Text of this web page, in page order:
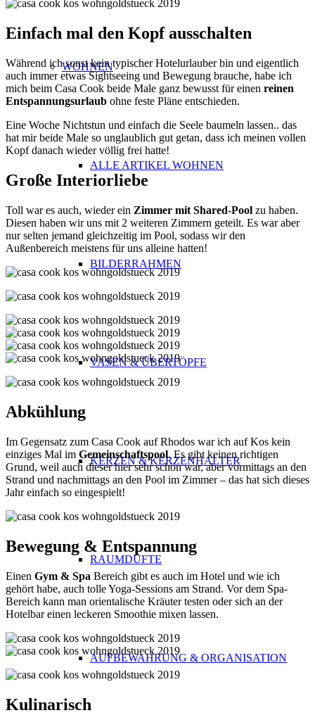
WOHNEN
ALLE ARTIKEL WOHNEN
BILDERRAHMEN
VASEN & ÜBERTÖPFE
KERZEN & KERZENHALTER
RAUMDÜFTE
AUFBEWAHRUNG & ORGANISATION
Einfach mal den Kopf ausschalten
Während ich sonst kein typischer Hotelurlauber bin und eigentlich
auch immer etwas Sightseeing und Bewegung brauche, habe ich
mich beim Casa Cook beide Male ganz bewusst für einen reinen
Entspannungsurlaub ohne feste Pläne entschieden.
Eine Woche Nichtstun und einfach die Seele baumeln lassen.. das
hat mir beide Male so unglaublich gut getan, dass ich meinen vollen
Kopf danach wieder völlig frei hatte!
Große Interiorliebe
Toll war es auch, wieder ein Zimmer mit Shared-Pool zu haben.
Diesen haben wir uns mit 2 weiteren Zimmern geteilt. Es war aber
nur selten jemand gleichzeitig im Pool, sodass wir den
Außenbereich meistens für uns alleine hatten!
Abkühlung
Im Gegensatz zum Casa Cook auf Rhodos war ich auf Kos kein
einziges Mal im Gemeinschaftspool. Es gibt keinen richtigen
Grund, weil auch dieser hier sehr schön war, aber vormittags an den
Strand und nachmittags an den Pool im Zimmer – das hat sich dieses
Jahr einfach so eingespielt!
Bewegung & Entspannung
Einen Gym & Spa Bereich gibt es auch im Hotel und wie ich
gehört habe, auch tolle Yoga-Sessions am Strand. Vor dem Spa-
Bereich kann man orientalische Kräuter testen oder sich an der
Hotelbar einen leckeren Smoothie mixen lassen.
Kulinarisch